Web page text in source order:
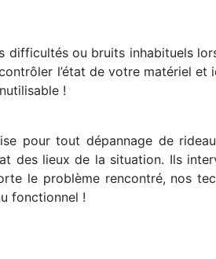
difficultés ou bruits inhabituels
l’état de votre matériel et
!
pour tout dépannage de
des lieux de la situation. Ils
le problème rencontré, nos
fonctionnel !